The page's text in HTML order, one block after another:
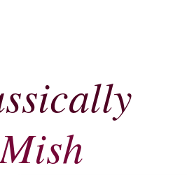
Mish